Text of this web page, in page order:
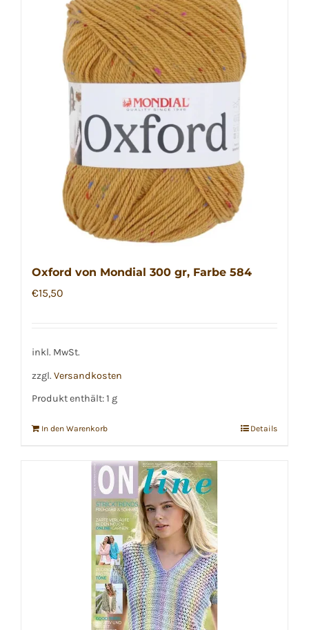
Oxford von Mondial 300 gr, Farbe 584
€15,50
inkl. MwSt.
zzgl. Versandkosten
Produkt enthält: 1 g
In den Warenkorb Details